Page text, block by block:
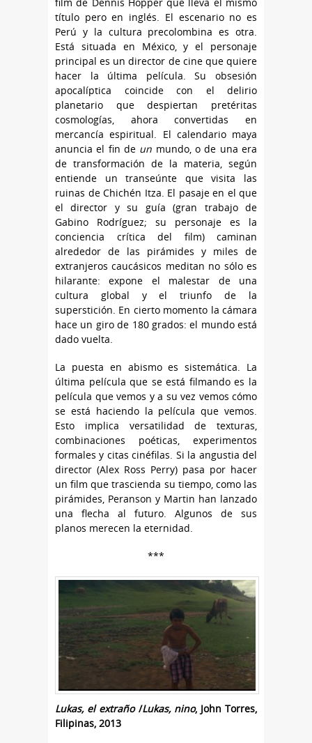
título pero en inglés. El escenario no es
Perú y la cultura precolombina es otra.
Está situada en México, y el personaje
principal es un director de cine que quiere
hacer la última película. Su obsesión
apocalíptica coincide con el delirio
planetario que despiertan pretéritas
cosmologías, ahora convertidas en
mercancía espiritual. El calendario maya
anuncia el fin de un mundo, o de una era
de transformación de la materia, según
entiende un transeúnte que visita las
ruinas de Chichén Itza. El pasaje en el que
el director y su guía (gran trabajo de
Gabino Rodríguez; su personaje es la
conciencia crítica del film) caminan
alrededor de las pirámides y miles de
extranjeros caucásicos meditan no sólo es
hilarante: expone el malestar de una
cultura global y el triunfo de la
superstición. En cierto momento la cámara
hace un giro de 180 grados: el mundo está
dado vuelta.
La puesta en abismo es sistemática. La
última película que se está filmando es la
película que vemos y a su vez vemos cómo
se está haciendo la película que vemos.
Esto implica versatilidad de texturas,
combinaciones poéticas, experimentos
formales y citas cinéfilas. Si la angustia del
director (Alex Ross Perry) pasa por hacer
un film que trascienda su tiempo, como las
pirámides, Peranson y Martin han lanzado
una flecha al futuro. Algunos de sus
planos merecen la eternidad.
***
Lukas, el extraño/Lukas, nino, John Torres,
Filipinas, 2013